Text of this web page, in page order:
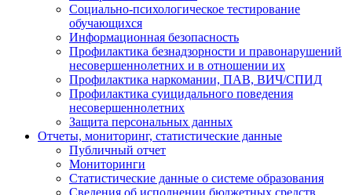
Социально-психологическое тестирование
обучающихся
Информационная безопасность
Профилактика безнадзорности и правонарушений
несовершеннолетних и в отношении их
Профилактика наркомании, ПАВ, ВИЧ/СПИД
Профилактика суицидального поведения
несовершеннолетних
Защита персональных данных
Отчеты, мониторинг, статистические данные
Публичный отчет
Мониторинги
Статистические данные о системе образования